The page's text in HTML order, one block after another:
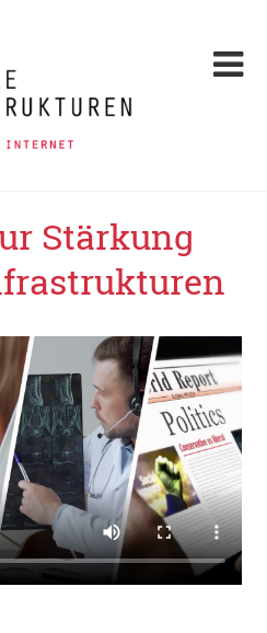
Stärkung